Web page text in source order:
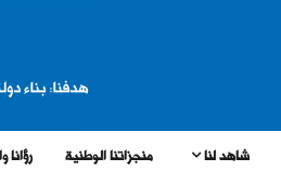
شاهد لنا منجزاتنا الوطنية رؤانا